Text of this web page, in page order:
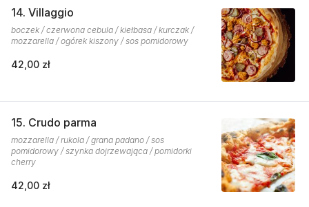
14. Villaggio
boczek / czerwona cebula / kiełbasa / kurczak /
mozzarella / ogórek kiszony / sos pomidorowy
42,00 zł
15. Crudo parma
mozzarella / rukola / grana padano / sos
pomidorowy / szynka dojrzewająca / pomidorki
cherry
42,00 zł